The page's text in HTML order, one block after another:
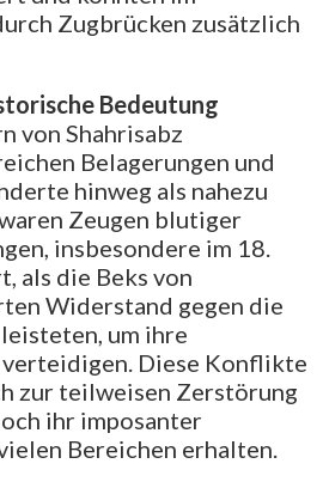
Zugbrücken zusätzlich
Bedeutung
von Shahrisabz
Belagerungen und
hinweg als nahezu
Zeugen blutiger
insbesondere im 18.
als die Beks von
Widerstand gegen die
um ihre
Diese Konflikte
zur teilweisen Zerstörung
ihr imposanter
Bereichen erhalten.